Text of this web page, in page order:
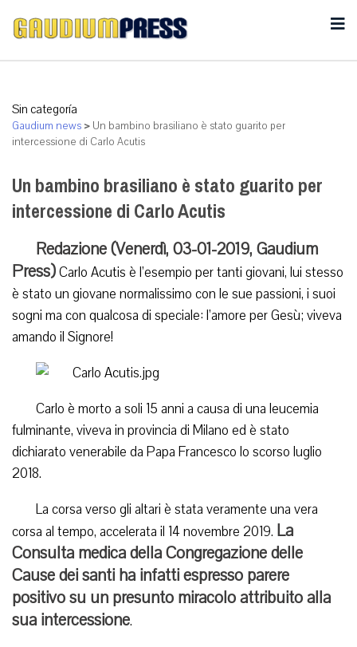
Sin categoría
Gaudium news > Un bambino brasiliano è stato guarito per
intercessione di Carlo Acutis
Un bambino brasiliano è stato guarito per
intercessione di Carlo Acutis
Redazione (Venerdì, 03-01-2019, Gaudium
Press)Carlo Acutis è l’esempio per tanti giovani, lui stesso
è stato un giovane normalissimo con le sue passioni, i suoi
sogni ma con qualcosa di speciale: l’amore per Gesù; viveva
amando il Signore!
Carlo è morto a soli 15 anni a causa di una leucemia
fulminante, viveva in provincia di Milano ed è stato
dichiarato venerabile da Papa Francesco lo scorso luglio
2018.
La corsa verso gli altari è stata veramente una vera
corsa al tempo, accelerata il 14 novembre 2019. La
Consulta medica della Congregazione delle
Cause dei santi ha infatti espresso parere
positivo su un presunto miracolo attribuito alla
sua intercessione.